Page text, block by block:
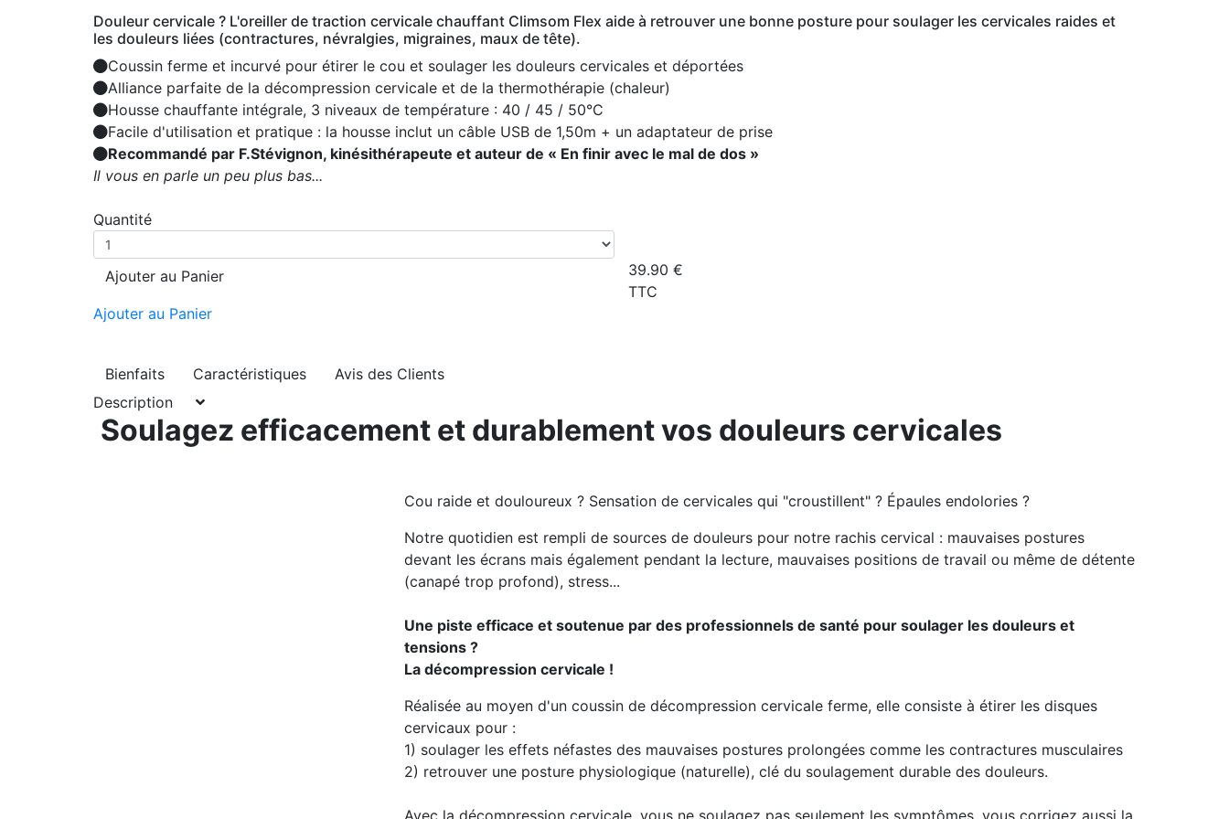
Douleur cervicale ? L'oreiller de traction cervicale chauffant Climsom Flex aide à retrouver une bonne posture pour soulager les cervicales raides et
les douleurs liées (contractures, névralgies, migraines, maux de tête).
Coussin ferme et incurvé pour étirer le cou et soulager les douleurs cervicales et déportées
Alliance parfaite de la décompression cervicale et de la thermothérapie (chaleur)
Housse chauffante intégrale, 3 niveaux de température : 40 / 45 / 50°C
Facile d'utilisation et pratique : la housse inclut un câble USB de 1,50m + un adaptateur de prise
Recommandé par F.Stévignon, kinésithérapeute et auteur de « En finir avec le mal de dos »
Il vous en parle un peu plus bas...
Quantité
Ajouter au Panier
Ajouter au Panier
39.90 €
TTC
Bienfaits Caractéristiques
Avis des Clients
Description
Soulagez efficacement et durablement vos douleurs cervicales
Cou raide et douloureux ? Sensation de cervicales qui "croustillent" ? Épaules endolories ?
Notre quotidien est rempli de sources de douleurs pour notre rachis cervical : mauvaises postures
devant les écrans mais également pendant la lecture, mauvaises positions de travail ou même de détente
(canapé trop profond), stress...
Une piste efficace et soutenue par des professionnels de santé pour soulager les douleurs et
tensions ?
La décompression cervicale !
Réalisée au moyen d'un coussin de décompression cervicale ferme, elle consiste à étirer les disques
cervicaux pour :
1) soulager les effets néfastes des mauvaises postures prolongées comme les contractures musculaires
2) retrouver une posture physiologique (naturelle), clé du soulagement durable des douleurs.
Avec la décompression cervicale, vous ne soulagez pas seulement les symptômes, vous corrigez aussi la